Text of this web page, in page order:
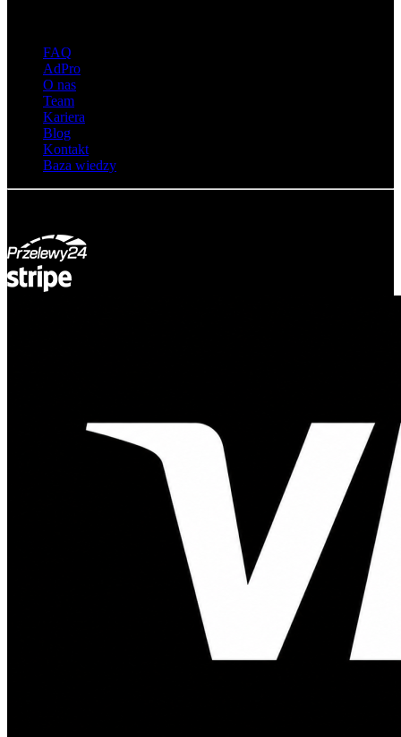
FAQ
AdPro
O nas
Team
Kariera
Blog
Kontakt
Baza wiedzy